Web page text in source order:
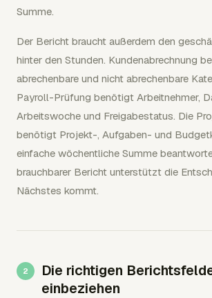
Summe.
Der Bericht braucht außerdem den
hinter den Stunden. Kundenabrechnung
abrechenbare und nicht abrechenbare
Payroll-Prüfung benötigt Arbeitnehmer,
Arbeitswoche und Freigabestatus. Die
benötigt Projekt-, Aufgaben- und
einfache wöchentliche Summe
brauchbarer Bericht unterstützt die
Nächstes kommt.
Die richtigen
einbeziehen